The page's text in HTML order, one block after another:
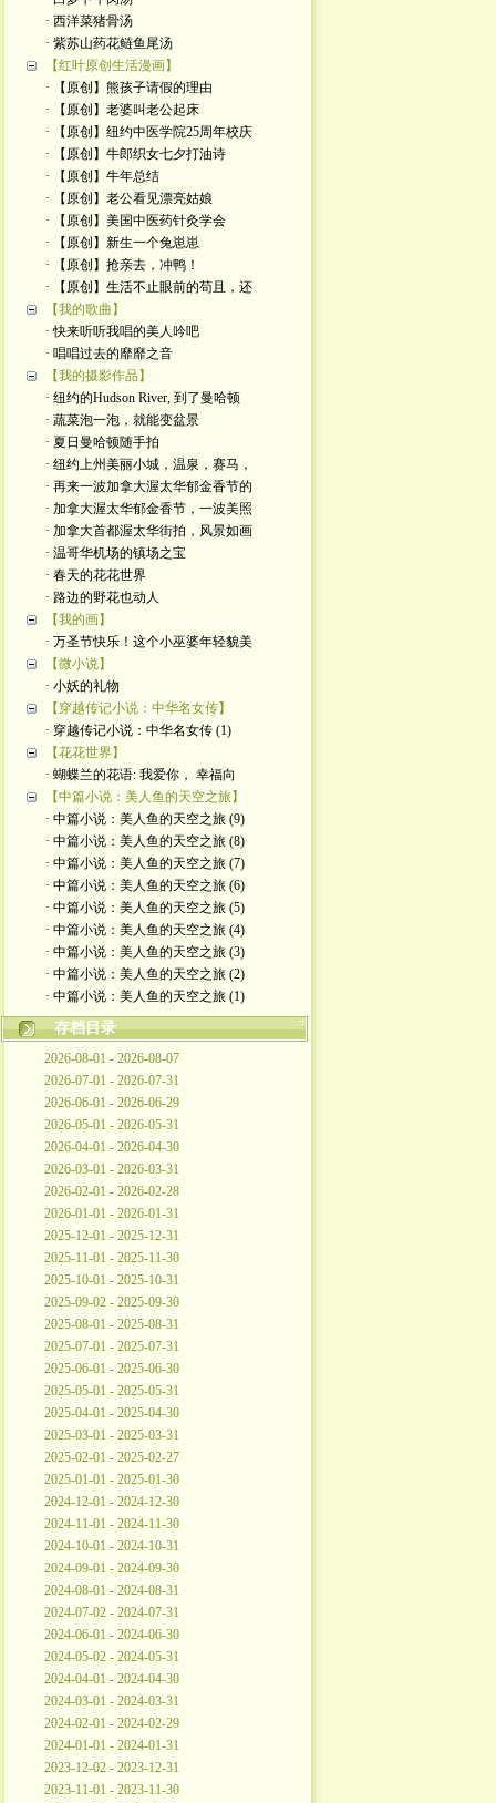
· 西洋菜猪骨汤
· 紫苏山药花鲢鱼尾汤
【红叶原创生活漫画】
· 【原创】熊孩子请假的理由
· 【原创】老婆叫老公起床
· 【原创】纽约中医学院25周年校庆
· 【原创】牛郎织女七夕打油诗
· 【原创】牛年总结
· 【原创】老公看见漂亮姑娘
· 【原创】美国中医药针灸学会
· 【原创】新生一个兔崽崽
· 【原创】抢亲去，冲鸭！
· 【原创】生活不止眼前的苟且，还
【我的歌曲】
· 快来听听我唱的美人吟吧
· 唱唱过去的靡靡之音
【我的摄影作品】
· 纽约的Hudson River, 到了曼哈顿
· 蔬菜泡一泡，就能变盆景
· 夏日曼哈顿随手拍
· 纽约上州美丽小城，温泉，赛马，
· 再来一波加拿大渥太华郁金香节的
· 加拿大渥太华郁金香节，一波美照
· 加拿大首都渥太华街拍，风景如画
· 温哥华机场的镇场之宝
· 春天的花花世界
· 路边的野花也动人
【我的画】
· 万圣节快乐！这个小巫婆年轻貌美
【微小说】
· 小妖的礼物
【穿越传记小说：中华名女传】
· 穿越传记小说：中华名女传 (1)
【花花世界】
· 蝴蝶兰的花语: 我爱你， 幸福向
【中篇小说：美人鱼的天空之旅】
· 中篇小说：美人鱼的天空之旅 (9)
· 中篇小说：美人鱼的天空之旅 (8)
· 中篇小说：美人鱼的天空之旅 (7)
· 中篇小说：美人鱼的天空之旅 (6)
· 中篇小说：美人鱼的天空之旅 (5)
· 中篇小说：美人鱼的天空之旅 (4)
· 中篇小说：美人鱼的天空之旅 (3)
· 中篇小说：美人鱼的天空之旅 (2)
· 中篇小说：美人鱼的天空之旅 (1)
存档目录
2026-08-01 - 2026-08-07
2026-07-01 - 2026-07-31
2026-06-01 - 2026-06-29
2026-05-01 - 2026-05-31
2026-04-01 - 2026-04-30
2026-03-01 - 2026-03-31
2026-02-01 - 2026-02-28
2026-01-01 - 2026-01-31
2025-12-01 - 2025-12-31
2025-11-01 - 2025-11-30
2025-10-01 - 2025-10-31
2025-09-02 - 2025-09-30
2025-08-01 - 2025-08-31
2025-07-01 - 2025-07-31
2025-06-01 - 2025-06-30
2025-05-01 - 2025-05-31
2025-04-01 - 2025-04-30
2025-03-01 - 2025-03-31
2025-02-01 - 2025-02-27
2025-01-01 - 2025-01-30
2024-12-01 - 2024-12-30
2024-11-01 - 2024-11-30
2024-10-01 - 2024-10-31
2024-09-01 - 2024-09-30
2024-08-01 - 2024-08-31
2024-07-02 - 2024-07-31
2024-06-01 - 2024-06-30
2024-05-02 - 2024-05-31
2024-04-01 - 2024-04-30
2024-03-01 - 2024-03-31
2024-02-01 - 2024-02-29
2024-01-01 - 2024-01-31
2023-12-02 - 2023-12-31
2023-11-01 - 2023-11-30